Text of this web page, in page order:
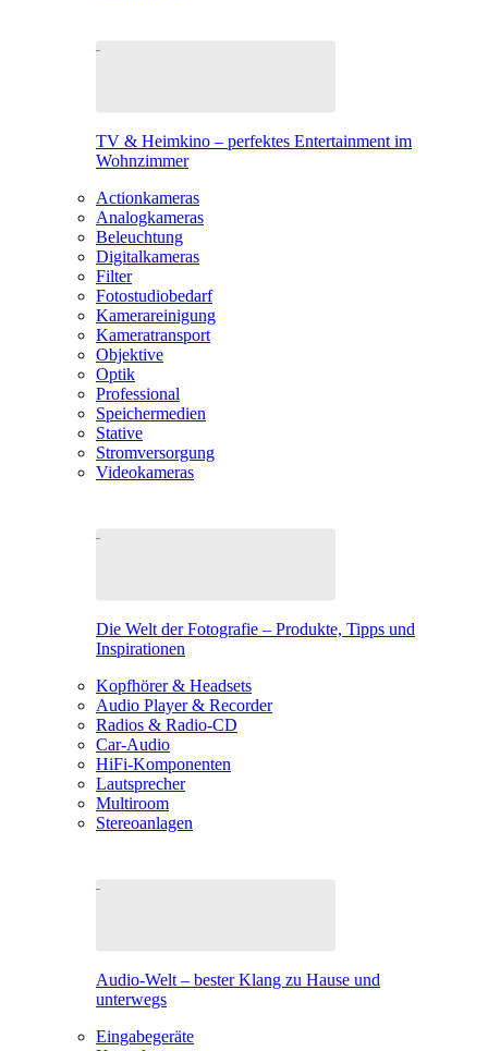
TV & Heimkino – perfektes Entertainment im
Wohnzimmer
Actionkameras
Analogkameras
Beleuchtung
Digitalkameras
Filter
Fotostudiobedarf
Kamerareinigung
Kameratransport
Objektive
Optik
Professional
Speichermedien
Stative
Stromversorgung
Videokameras
Die Welt der Fotografie – Produkte, Tipps und
Inspirationen
Kopfhörer & Headsets
Audio Player & Recorder
Radios & Radio-CD
Car-Audio
HiFi-Komponenten
Lautsprecher
Multiroom
Stereoanlagen
Audio-Welt – bester Klang zu Hause und
unterwegs
Eingabegeräte